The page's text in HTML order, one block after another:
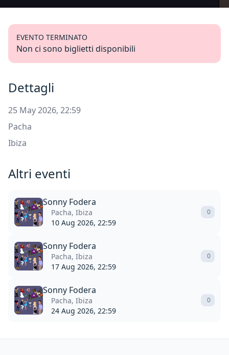
EVENTO TERMINATO
Non ci sono biglietti disponibili
Dettagli
25 May 2026, 22:59
Pacha
Ibiza
Altri eventi
Sonny Fodera
Pacha, Ibiza
10 Aug 2026, 22:59
0
Sonny Fodera
Pacha, Ibiza
17 Aug 2026, 22:59
0
Sonny Fodera
Pacha, Ibiza
24 Aug 2026, 22:59
0